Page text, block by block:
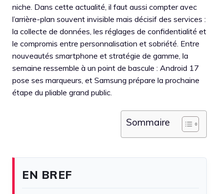
niche. Dans cette actualité, il faut aussi compter avec
l’arrière-plan souvent invisible mais décisif des services :
la collecte de données, les réglages de confidentialité et
le compromis entre personnalisation et sobriété. Entre
nouveautés smartphone et stratégie de gamme, la
semaine ressemble à un point de bascule : Android 17
pose ses marqueurs, et Samsung prépare la prochaine
étape du pliable grand public.
Sommaire
EN BREF